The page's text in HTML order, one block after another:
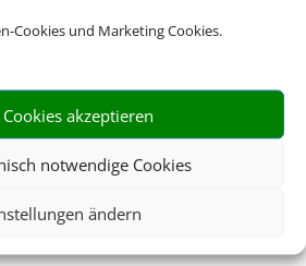
Cookies und Marketing Cookies.
akzeptieren
notwendige Cookies
ändern